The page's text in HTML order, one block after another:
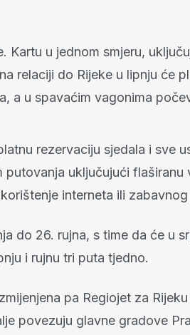
Kartu u jednom smjeru,
relaciji do Rijeke u lipnju će
a u spavaćim vagonima
rezervaciju sjedala i sve
uključujući flaširanu
interneta ili
do 26. rujna, s time da će u
i rujnu tri puta tjedno.
pa Regiojet za
povezuju glavne gradove